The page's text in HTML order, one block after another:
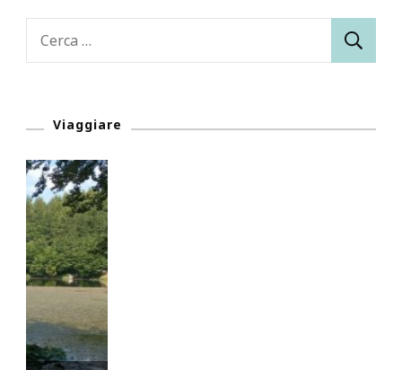
Ricerca
Viaggiare